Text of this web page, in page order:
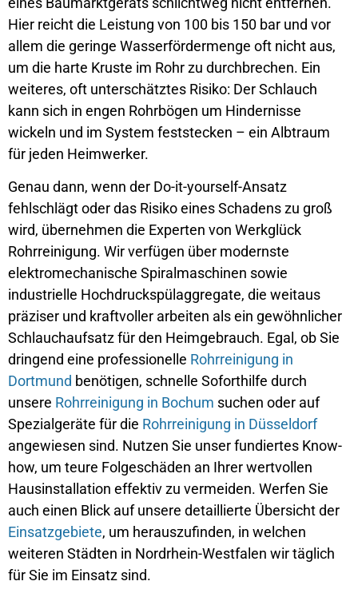
Hier reicht die Leistung von 100 bis 150 bar und vor
allem die geringe Wasserfördermenge oft nicht aus,
um die harte Kruste im Rohr zu durchbrechen. Ein
weiteres, oft unterschätztes Risiko: Der Schlauch
kann sich in engen Rohrbögen um Hindernisse
wickeln und im System feststecken – ein Albtraum
für jeden Heimwerker.
Genau dann, wenn der Do-it-yourself-Ansatz
fehlschlägt oder das Risiko eines Schadens zu groß
wird, übernehmen die Experten von Werkglück
Rohrreinigung. Wir verfügen über modernste
elektromechanische Spiralmaschinen sowie
industrielle Hochdruckspülaggregate, die weitaus
präziser und kraftvoller arbeiten als ein gewöhnlicher
Schlauchaufsatz für den Heimgebrauch. Egal, ob Sie
dringend eine professionelle Rohrreinigung in
Dortmund benötigen, schnelle Soforthilfe durch
unsere Rohrreinigung in Bochum suchen oder auf
Spezialgeräte für die Rohrreinigung in Düsseldorf
angewiesen sind. Nutzen Sie unser fundiertes Know-
how, um teure Folgeschäden an Ihrer wertvollen
Hausinstallation effektiv zu vermeiden. Werfen Sie
auch einen Blick auf unsere detaillierte Übersicht der
Einsatzgebiete, um herauszufinden, in welchen
weiteren Städten in Nordrhein-Westfalen wir täglich
für Sie im Einsatz sind.